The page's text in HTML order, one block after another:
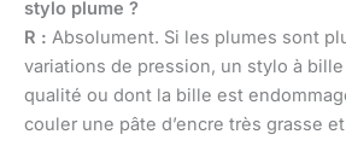
stylo plume ?
R : Absolument. Si les plumes sont
variations de pression, un stylo à
qualité ou dont la bille est
couler une pâte d’encre très grasse